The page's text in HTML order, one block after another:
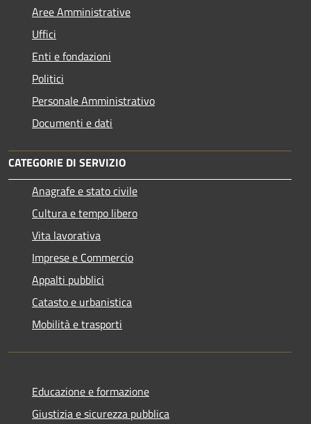
Aree Amministrative
Uffici
Enti e fondazioni
Politici
Personale Amministrativo
Documenti e dati
CATEGORIE DI SERVIZIO
Anagrafe e stato civile
Cultura e tempo libero
Vita lavorativa
Imprese e Commercio
Appalti pubblici
Catasto e urbanistica
Mobilità e trasporti
Educazione e formazione
Giustizia e sicurezza pubblica